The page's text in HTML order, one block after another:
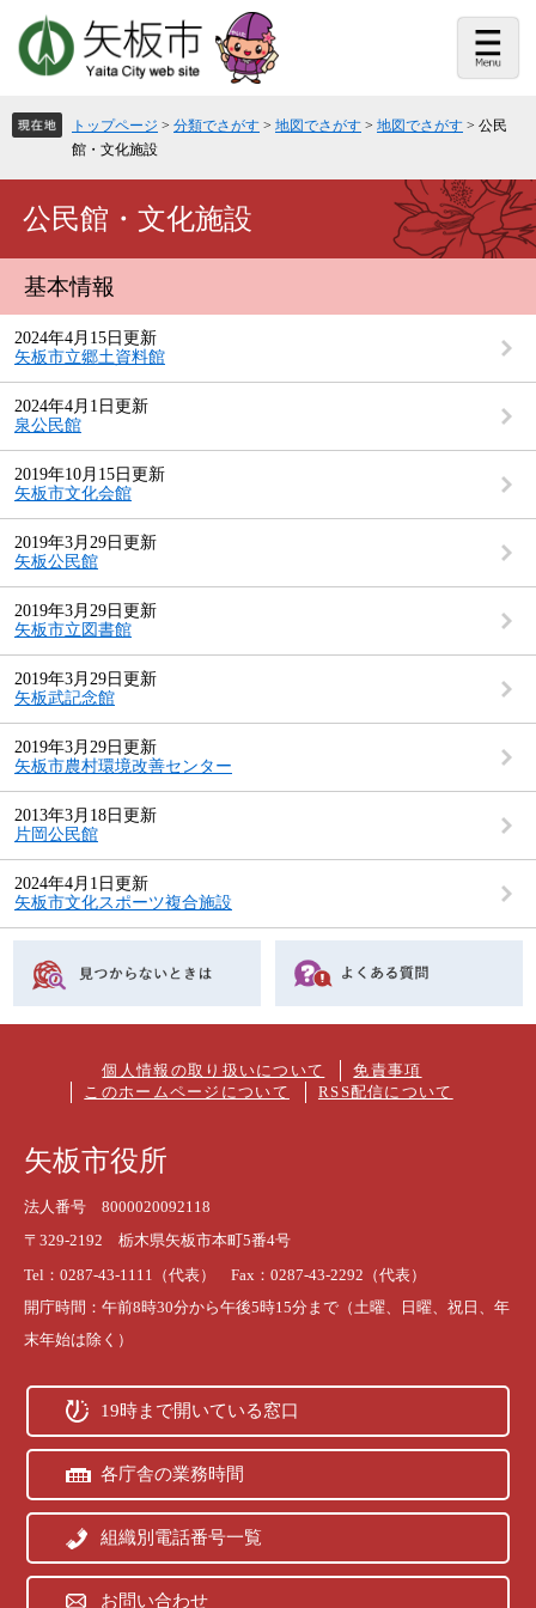
頭
で
飛
ば
て
トップページ > 分類でさがす > 地図でさがす > 地図でさがす > 公民
館・文化施設
公民館・文化施設
基本情報
2024年4月15日更新
矢板市立郷土資料館
2024年4月1日更新
泉公民館
2019年10月15日更新
矢板市文化会館
2019年3月29日更新
矢板公民館
2019年3月29日更新
矢板市立図書館
2019年3月29日更新
矢板武記念館
2019年3月29日更新
矢板市農村環境改善センター
2013年3月18日更新
片岡公民館
2024年4月1日更新
矢板市文化スポーツ複合施設
個人情報の取り扱いについて
免責事項
このホームページについて
RSS配信について
矢板市役所
法人番号 8000020092118
〒329-2192 栃木県矢板市本町5番4号
Tel：0287-43-1111（代表） Fax：0287-43-2292（代表）
開庁時間：午前8時30分から午後5時15分まで（土曜、日曜、祝日、年
末年始は除く）
19時まで開いている窓口
各庁舎の業務時間
組織別電話番号一覧
お問い合わせ